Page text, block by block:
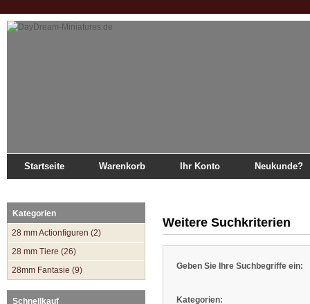
Startseite Warenkorb Ihr Konto Neukunde?
Kategorien
28 mm Actionfiguren (2)
28 mm Tiere (26)
28mm Fantasie (9)
Schnellkauf
Weitere Suchkriterien
Geben Sie Ihre Suchbegriffe ein:
Kategorien: